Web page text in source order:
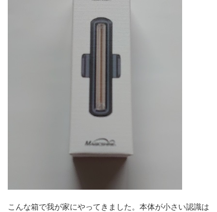
こんな箱で我が家にやってきました。本体が小さい認識は